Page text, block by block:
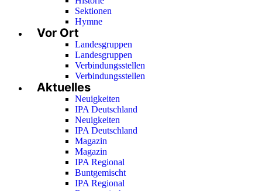
Sektionen
Hymne
Vor Ort
Landesgruppen
Landesgruppen
Verbindungsstellen
Verbindungsstellen
Aktuelles
Neuigkeiten
IPA Deutschland
Neuigkeiten
IPA Deutschland
Magazin
Magazin
IPA Regional
Buntgemischt
IPA Regional